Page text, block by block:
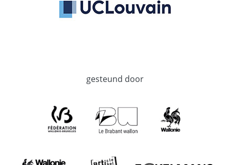
gesteund door